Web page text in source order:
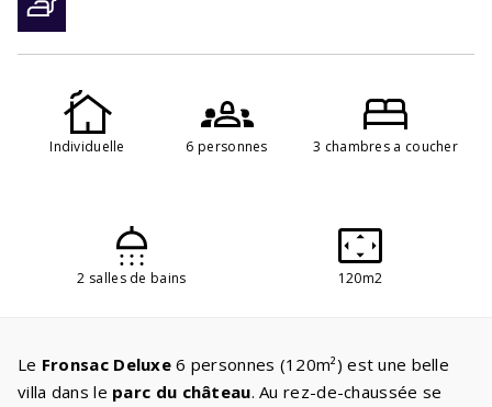
Individuelle 6 personnes 3 chambres a coucher
2 salles de bains 120m2
Le Fronsac Deluxe 6 personnes (120m²) est une belle
villa dans le parc du château. Au rez-de-chaussée se